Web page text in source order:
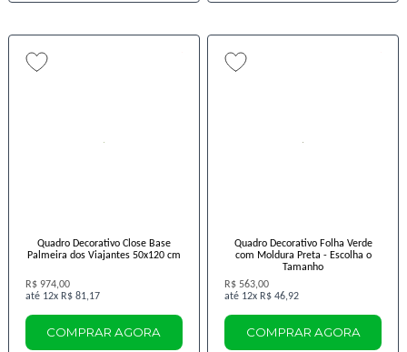
Quadro Decorativo Close Base
Palmeira dos Viajantes 50x120 cm
R$ 974,00
12x R$ 81,17
COMPRAR AGORA
Quadro Decorativo Folha Verde
com Moldura Preta - Escolha o
Tamanho
R$ 563,00
12x R$ 46,92
COMPRAR AGORA